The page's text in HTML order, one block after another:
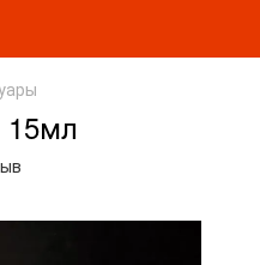
15мл